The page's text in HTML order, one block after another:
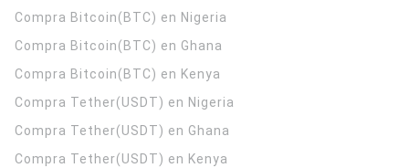
Compra Bitcoin(BTC) en Nigeria
Compra Bitcoin(BTC) en Ghana
Compra Bitcoin(BTC) en Kenya
Compra Tether(USDT) en Nigeria
Compra Tether(USDT) en Ghana
Compra Tether(USDT) en Kenya